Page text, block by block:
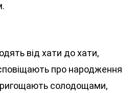
від хати до хати,
про народження
солодощами,